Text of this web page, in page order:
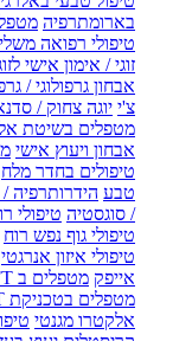
בארומתרפיה
טיפולי רפואה
זוגי / אימון אישי
אבחון גרפולוגי /
צ'י יוגה צחוק /
מטפלים בשיטת
אבחון ויעוץ אישי
טיפולים בחדר מלח
טבע הידרותרפיה
/ סוגסטיה טיפולי
טיפולי גוף נפש רוח
טיפולי איזון אנרגטי
אייפק מטפלים ב EFT שחרור ריגשי
מטפלים בטכניקת LAT - איזון חיים
אלקטרו מגנטי